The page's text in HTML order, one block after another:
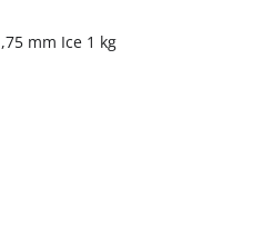
mm Ice 1 kg